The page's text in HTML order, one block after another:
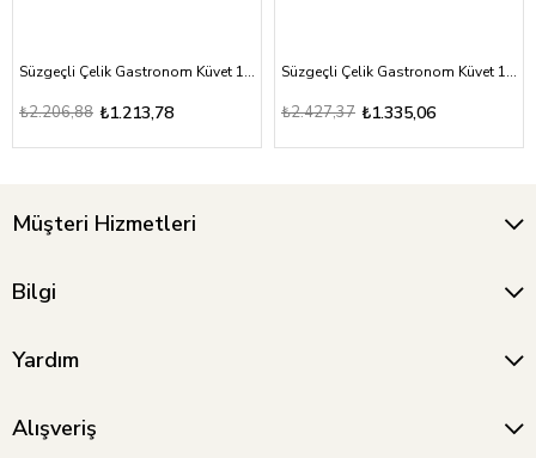
Süzgeçli Çelik Gastronom Küvet 1/1-20
₺1.213,78
₺2.206,88
Süzgeçli Çelik Gastronom Küvet 1/1-40
₺1.335,06
₺2.427,37
Müşteri Hizmetleri
Bilgi
Yardım
Alışveriş